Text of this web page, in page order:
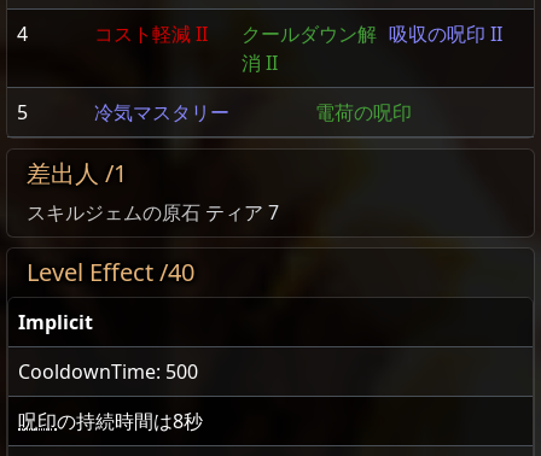
4
コスト軽減 II
クールダウン解
消 II
吸収の呪印 II
5 冷気マスタリー 電荷の呪印
差出人 /1
スキルジェムの原石 ティア 7
Level Effect /40
Implicit
CooldownTime: 500
呪印の持続時間は8秒